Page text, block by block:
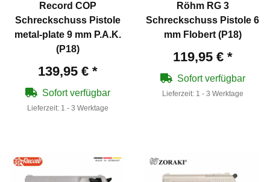
Record COP
Schreckschuss Pistole
metal-plate 9 mm P.A.K.
(P18)
139,95 € *
Sofort verfügbar
Lieferzeit: 1 - 3 Werktage
Röhm RG 3
Schreckschuss Pistole 6
mm Flobert (P18)
119,95 € *
Sofort verfügbar
Lieferzeit: 1 - 3 Werktage